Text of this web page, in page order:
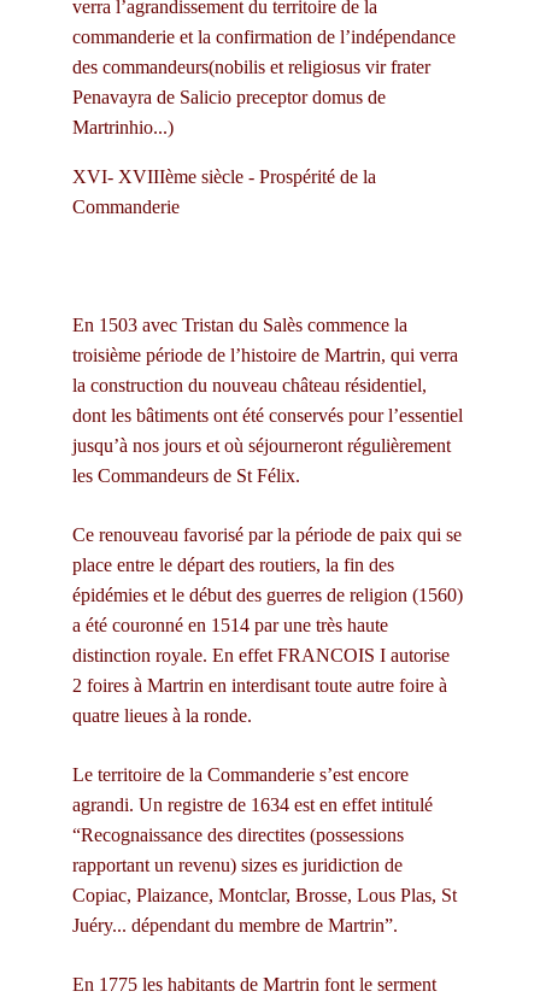
verra l’agrandissement du territoire de la
commanderie et la confirmation de l’indépendance
des commandeurs(nobilis et religiosus vir frater
Penavayra de Salicio preceptor domus de
Martrinhio...)
XVI- XVIIIème siècle - Prospérité de la
Commanderie
En 1503 avec Tristan du Salès commence la
troisième période de l’histoire de Martrin, qui verra
la construction du nouveau château résidentiel,
dont les bâtiments ont été conservés pour l’essentiel
jusqu’à nos jours et où séjourneront régulièrement
les Commandeurs de St Félix.
Ce renouveau favorisé par la période de paix qui se
place entre le départ des routiers, la fin des
épidémies et le début des guerres de religion (1560)
a été couronné en 1514 par une très haute
distinction royale. En effet FRANCOIS I autorise
2 foires à Martrin en interdisant toute autre foire à
quatre lieues à la ronde.
Le territoire de la Commanderie s’est encore
agrandi. Un registre de 1634 est en effet intitulé
“Recognaissance des directites (possessions
rapportant un revenu) sizes es juridiction de
Copiac, Plaizance, Montclar, Brosse, Lous Plas, St
Juéry... dépendant du membre de Martrin”.
En 1775 les habitants de Martrin font le serment